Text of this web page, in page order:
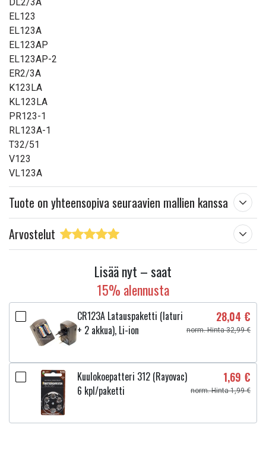
EL123
EL123A
EL123AP
EL123AP-2
ER2/3A
K123LA
KL123LA
PR123-1
RL123A-1
T32/51
V123
VL123A
Tuote on yhteensopiva seuraavien mallien kanssa
Arvostelut
Lisää nyt – saat
15% alennusta
CR123A Latauspaketti (laturi
+ 2 akkua), Li-ion
28,04 €
norm. Hinta 32,99 €
Kuulokoepatteri 312 (Rayovac)
6 kpl/paketti
1,69 €
norm. Hinta 1,99 €